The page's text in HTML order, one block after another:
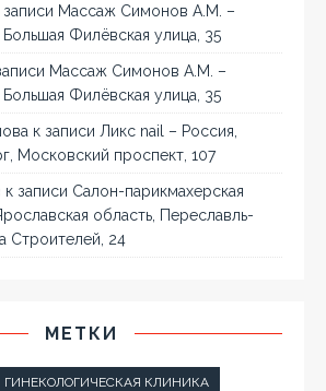
записи Массаж Симонов А.М. –
Филёвская улица, 35
Массаж Симонов А.М. –
Филёвская улица, 35
к записи Ликс nail – Россия,
Московский проспект, 107
к записи Салон-парикмахерская
область, Переславль-
Строителей, 24
МЕТКИ
ГИНЕКОЛОГИЧЕСКАЯ КЛИНИКА